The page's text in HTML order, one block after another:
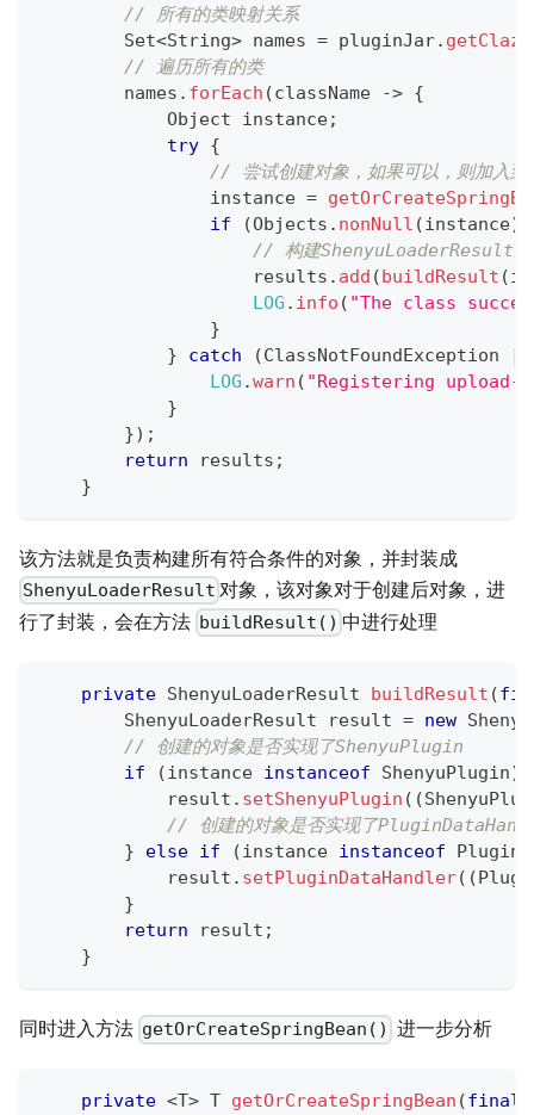
// 所有的类映射关系
Set<String> names = pluginJar.
// 遍历所有的类
        names
. forEach (className -> {
Object instance;
try {
// 尝试创建对象，如果可以，则加入
                instance
=
if
(Objects . nonNull (instance)
// 构建ShenyuLoaderResult对
                    results
. add (buildResult (
LOG . info ( "The class
}
}
catch (ClassNotFoundException |
LOG .warn ( "Registering
}
}) ;
return results ;
}
该方法就是负责构建所有符合条件的对象，并封装成
ShenyuLoaderResult 对象，该对象对于创建后对象，进
行了封装，会在方法 buildResult() 中进行处理
private ShenyuLoaderResult buildResult (
ShenyuLoaderResult result = new
// 创建的对象是否实现了ShenyuPlugin
if
(instance instanceof ShenyuPlugin)
            result
. setShenyuPlugin ( (
// 创建的对象是否实现了
}
else if (instance instanceof
            result
. setPluginDataHandler( (
}
return result ;
}
同时进入方法 getOrCreateSpringBean() 进一步分析
private <T> T getOrCreateSpringBean (final